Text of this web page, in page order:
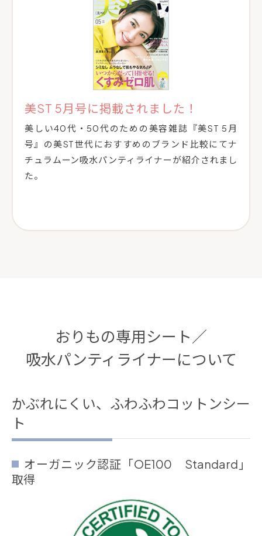
美ST 5月号に掲載されました！
美しい40代・50代のための美容雑誌『美ST 5月
号』の美ST世代におすすめのブランド比較にてナ
チュラムーン吸水パンティライナーが紹介されまし
た。
おりもの専用シート／
吸水パンティライナーについて
かぶれにくい、ふわふわコットンシー
ト
オーガニック認証「OE100 Standard」
取得